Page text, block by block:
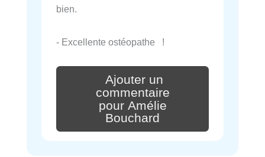
bien.
- Excellente ostéopathe !
Ajouter un
commentaire
pour Amélie
Bouchard